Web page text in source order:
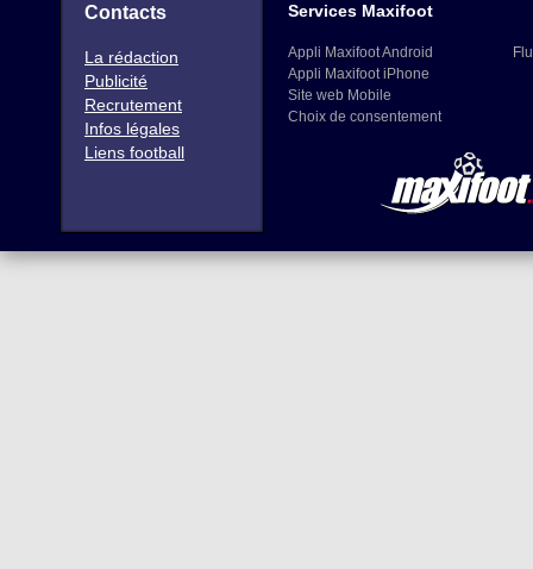
Contacts
La rédaction
Publicité
Recrutement
Infos légales
Liens football
Services Maxifoot
Appli Maxifoot Android
Appli Maxifoot iPhone
Site web Mobile
Choix de consentement